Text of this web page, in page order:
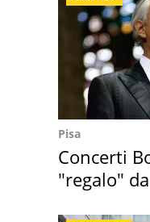
Pisa
Concerti
"regalo"